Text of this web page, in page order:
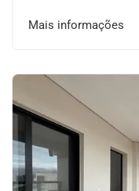
Mais informações